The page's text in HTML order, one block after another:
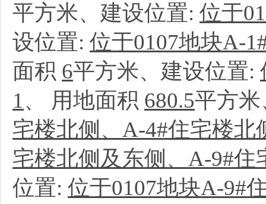
平方米、建设位置: 位于
设位置: 位于0107地块A-
面积 6平方米、建设位置:
1、 用地面积 680.5平方
宅楼北侧、A-4#住宅楼
宅楼北侧及东侧、A-9#住
位置: 位于0107地块A-9#